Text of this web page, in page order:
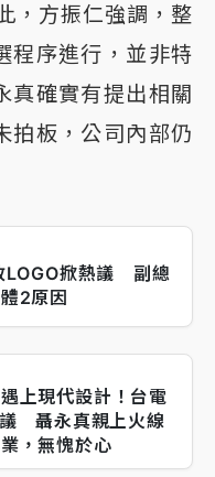
，方振仁強調，整
程序進行，並非特
真確實有提出相關
拍板，公司內部仍
LOGO掀熱議 副總
2原因
遇上現代設計！台電
聶永真親上火線
，無愧於心